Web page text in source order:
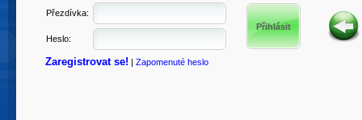
Přezdívka:
Heslo:
Zaregistrovat se! | Zapomenuté heslo